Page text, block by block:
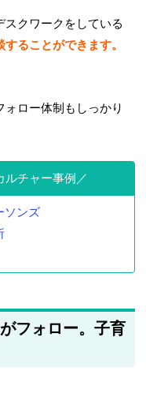
スクワークをしている
ることができます。
ロー体制もしっかり
ルチャー事例
ソンズ
フォロー。子育